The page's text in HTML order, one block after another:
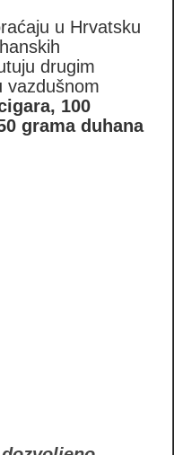
u Hrvatsku
drugim
vazdušnom
100
grama duhana